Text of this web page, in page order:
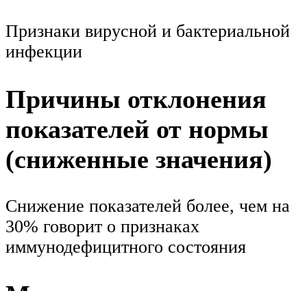
Признаки вирусной и бактериальной
инфекции
Причины отклонения
показателей от нормы
(сниженные значения)
Снижение показателей более, чем на
30% говорит о признаках
иммунодефицитного состояния